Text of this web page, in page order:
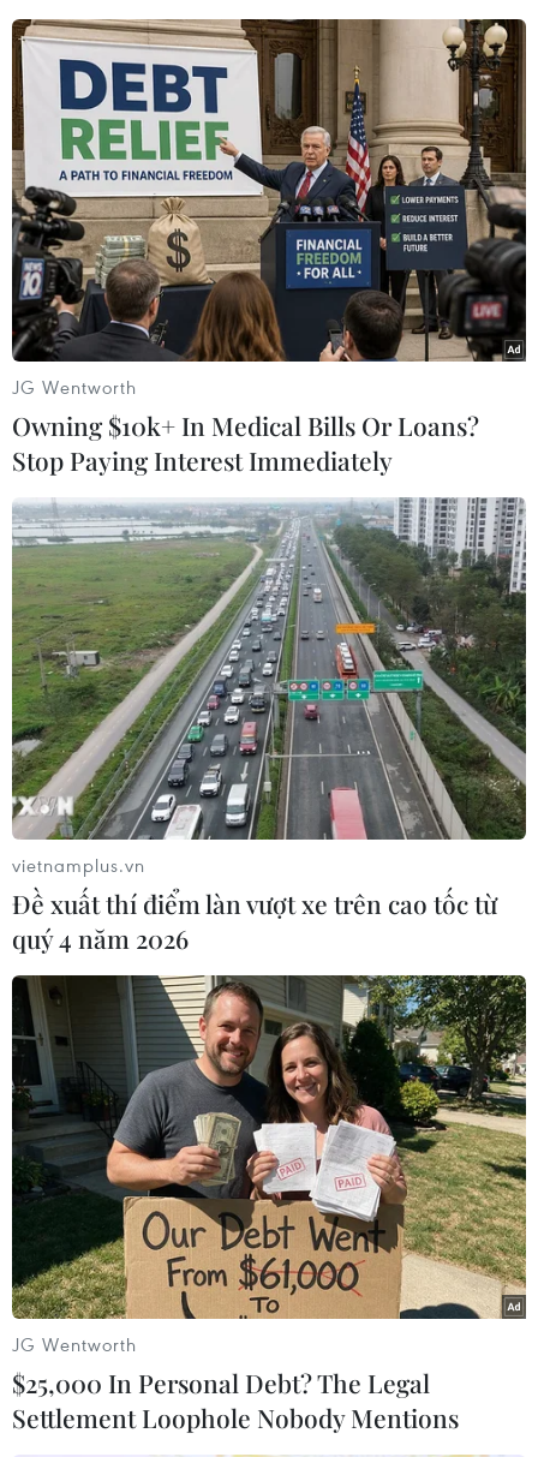
(Nhấp chuột vào ảnh để xem kích thước chuẩn)
Bức thông điệp liên bang lần này của Tổng
thống Nga Putin hàm chứa những nhiệm vụ hết
sức quan trọng, và cũng cần thiết để dẫn dắt
nước Nga chuẩn bị bước vào thập kỷ thứ 3 của
thế kỷ 21./.
(TTXVN/Vietnam+)
#Thông điệp Liên bang
#Tổng thống Nga
#Vladimir Putin
#Duma Quốc gia
Theo dõi VietnamPlus
TIN LIÊN QUAN
JG Wentworth
Owning $10k+ In Medical Bills Or Loans?
Stop Paying Interest Immediately
vietnamplus.vn
Đề xuất thí điểm làn vượt xe trên cao tốc từ
quý 4 năm 2026
JG Wentworth
$25,000 In Personal Debt? The Legal
Settlement Loophole Nobody Mentions